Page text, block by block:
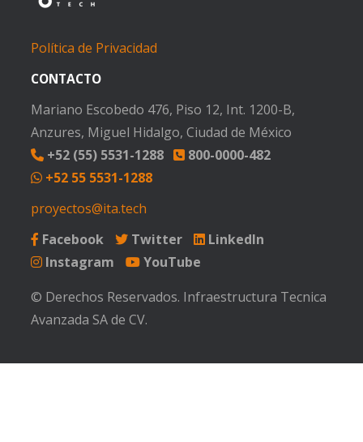
Política de Privacidad
CONTACTO
Mariano Escobedo 476, Piso 12, Int. 1200-B,
Anzures, Miguel Hidalgo, Ciudad de México
+52 (55) 5531-1288
800-0000-482
+52 55 5531-1288
proyectos@ita.tech
Facebook
Twitter
LinkedIn
Instagram
YouTube
© Derechos Reservados. Infraestructura Tecnica
Avanzada SA de CV.